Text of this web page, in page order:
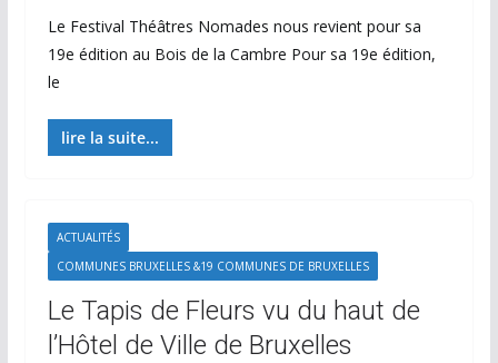
Le Festival Théâtres Nomades nous revient pour sa
19e édition au Bois de la Cambre Pour sa 19e édition,
le
lire la suite...
ACTUALITÉS
COMMUNES BRUXELLES &19 COMMUNES DE BRUXELLES
Le Tapis de Fleurs vu du haut de
l’Hôtel de Ville de Bruxelles